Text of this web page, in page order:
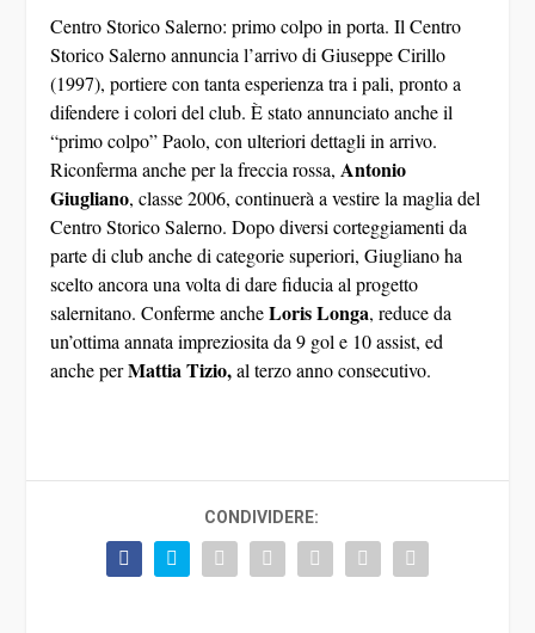
Centro Storico Salerno: primo colpo in porta. Il Centro
Storico Salerno annuncia l’arrivo diGiuseppe Cirillo
(1997), portiere con tanta esperienza tra i pali, pronto a
difendere i colori del club. È stato annunciato anche il
“primo colpo”Paolo, con ulteriori dettagli in arrivo.
Riconferma anche per la freccia rossa, Antonio
Giugliano, classe 2006, continuerà a vestire la maglia del
Centro Storico Salerno. Dopo diversi corteggiamenti da
parte di club anche di categorie superiori, Giugliano ha
scelto ancora una volta di dare fiducia al progetto
salernitano. Conferme ancheLoris Longa, reduce da
un’ottima annata impreziosita da 9 gol e 10 assist, ed
anche perMattia Tizio,al terzo anno consecutivo.
CONDIVIDERE: